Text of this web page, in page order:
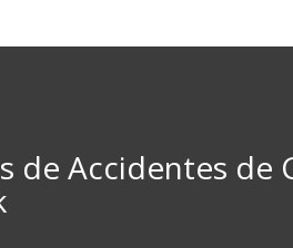
de Accidentes de